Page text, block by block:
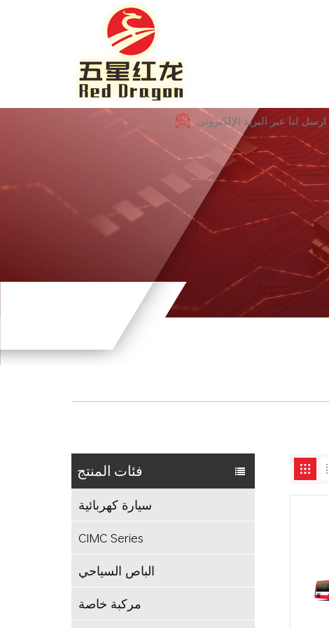
فئات المنتج
سيارة كهربائية
CIMC Series
الباص السياحي
مركبة خاصة